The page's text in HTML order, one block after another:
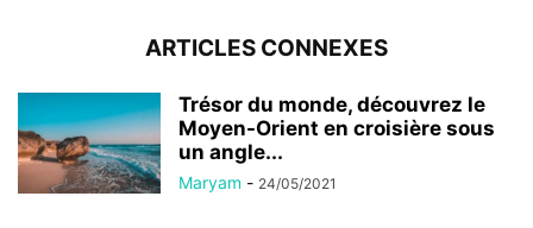
ARTICLES CONNEXES
Trésor du monde, découvrez le
Moyen-Orient en croisière sous
un angle...
Maryam - 24/05/2021